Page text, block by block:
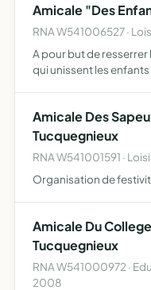
Amicale "Des
RNA W541006527 ·
A pour but de
qui unissent les
culture…
Amicale Des
Tucquegnieux
RNA W541001591 ·
Organisation de
Amicale Du
Tucquegnieux
RNA W541000972 ·
2008